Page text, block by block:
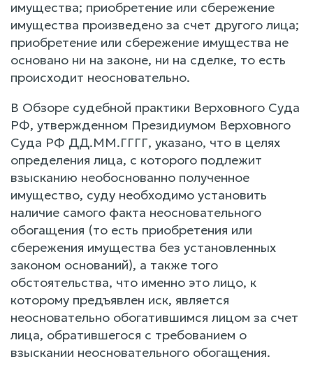
имущества; приобретение или сбережение
имущества произведено за счет другого лица;
приобретение или сбережение имущества не
основано ни на законе, ни на сделке, то есть
происходит неосновательно.
В Обзоре судебной практики Верховного Суда
РФ, утвержденном Президиумом Верховного
Суда РФ ДД.ММ.ГГГГ, указано, что в целях
определения лица, с которого подлежит
взысканию необоснованно полученное
имущество, суду необходимо установить
наличие самого факта неосновательного
обогащения (то есть приобретения или
сбережения имущества без установленных
законом оснований), а также того
обстоятельства, что именно это лицо, к
которому предъявлен иск, является
неосновательно обогатившимся лицом за счет
лица, обратившегося с требованием о
взыскании неосновательного обогащения.